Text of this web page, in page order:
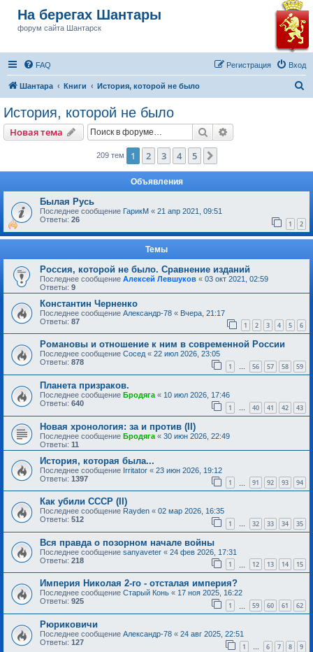
На берегах Шантары
форум сайта Шантарск
FAQ Вход
Регистрация
Шантара Книги История, которой не было
История, которой не было
Новая тема Поиск
209 тем 1 2 3 4 5
Объявления
Былая Русь
Последнее сообщение ГарикМ « 21 апр 2021, 09:51
Ответы: 26 1 2
Темы
Россия, которой не было. Сравнение изданий
Последнее сообщение Алексей Левшуков « 03 окт 2021, 02:59
Ответы: 9
Константин Черненко
Последнее сообщение Александр-78 « Вчера, 21:17
Ответы: 87 1 2 3 4 5 6
Романовы и отношение к ним в современной России
Последнее сообщение Сосед « 22 июл 2026, 23:05
Ответы: 878 1 … 56 57 58 59
Планета призраков.
Последнее сообщение Бродяга « 10 июл 2026, 17:46
Ответы: 640 1 … 40 41 42 43
Новая хронология: за и против (II)
Последнее сообщение Бродяга « 30 июн 2026, 22:49
Ответы: 11
История, которая была...
Последнее сообщение Irritator « 23 июн 2026, 19:12
Ответы: 1397 1 91 92 93 94
Как убили СССР (II)
Последнее сообщение Rayden « 02 мар 2026, 16:35
Ответы: 512 1 … 32 33 34 35
Вся правда о позорном начале войны
Последнее сообщение sanyaveter « 24 фев 2026, 17:31
Ответы: 218 1 12 13 14 15
Империя Николая 2-го - отсталая империя?
Последнее сообщение Старый Конь « 17 ноя 2025, 16:22
Ответы: 925 1 59 60 61 62
Рюриковичи
Последнее сообщение Александр-78 « 24 авг 2025, 22:51
Ответы: 127 1 … 6 7 8 9